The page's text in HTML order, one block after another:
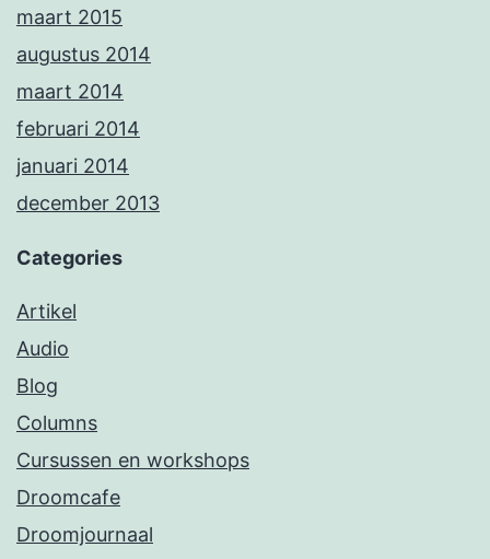
maart 2015
augustus 2014
maart 2014
februari 2014
januari 2014
december 2013
Categories
Artikel
Audio
Blog
Columns
Cursussen en workshops
Droomcafe
Droomjournaal